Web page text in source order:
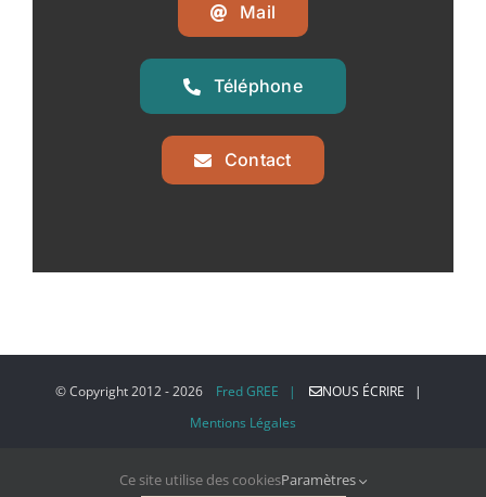
Mail
Téléphone
Contact
© Copyright 2012 -2026 Fred GREE |
NOUS ÉCRIRE |
Mentions Légales
Ce site utilise des cookiesParamètres